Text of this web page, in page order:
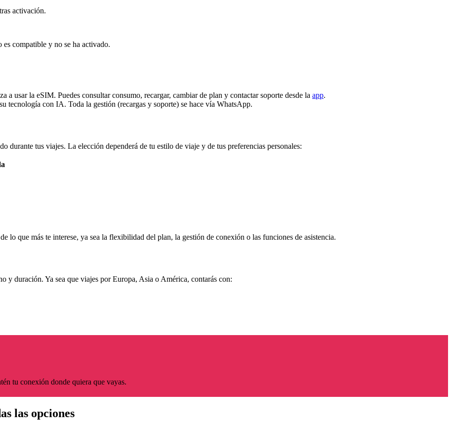
activación.
compatible y no se ha activado.
a usar la eSIM. Puedes consultar consumo, recargar, cambiar de plan y contactar soporte desde la app.
tecnología con IA. Toda la gestión (recargas y soporte) se hace vía WhatsApp.
durante tus viajes. La elección dependerá de tu estilo de viaje y de tus preferencias personales:
lo que más te interese, ya sea la flexibilidad del plan, la gestión de conexión o las funciones de asistencia.
y duración. Ya sea que viajes por Europa, Asia o América, contarás con:
tu conexión donde quiera que vayas.
las opciones